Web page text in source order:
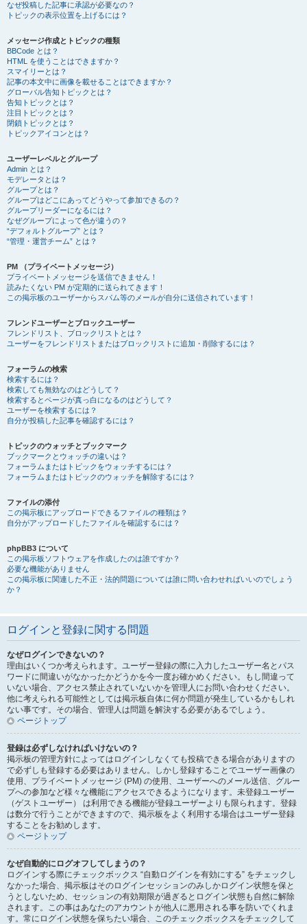
なぜ投稿した記事に承認が必要なの？
トピックの表示位置を上げるには？
メッセージ作成とトピックの種類
BBCode とは？
HTML を使うことはできますか？
スマイリーとは？
記事の本文中に画像を載せることはできますか？
グローバル告知トピックとは？
告知トピックとは？
注目トピックとは？
閉鎖トピックとは？
トピックアイコンとは？
ユーザーレベルとグループ
Admin とは？
モデレータとは？
グループとは？
グループはどこにあってどうやって参加できるの？
グループリーダーになるには？
なぜグループによって色が違うの？
“デフォルトグループ” とは？
“管理・運営チーム” とは？
PM （プライベートメッセージ）
プライベートメッセージを送信できません！
読みたくない PM が定期的に送られてきます！
この掲示板のユーザーからスパム等のメールが自分に送信されています！
フレンドユーザーとブロックユーザー
フレンドリスト、ブロックリストとは？
ユーザーをフレンドリストまたはブロックリストに追加・削除するには？
フォーラムの検索
検索するには？
検索しても無効なのはどうして？
検索するとページが真っ白になるのはどうして？
ユーザーを検索するには？
自分が投稿した記事を確認するには？
トピックのウォッチとブックマーク
ブックマークとウォッチの違いは？
フォーラムまたはトピックをウォッチするには？
フォーラムまたはトピックのウォッチを解除するには？
ファイルの添付
この掲示板にアップロードできるファイルの種類は？
自分がアップロードしたファイルを確認するには？
phpBB3 について
この掲示板ソフトウェアを作成したのは誰ですか？
必要な機能がありません
この掲示板に関連した不正・法的問題については誰に問い合わせればいいのでしょう
か？
ログインと登録に関する問題
なぜログインできないの？
理由はいくつか考えられます。ユーザー登録の際に入力したユーザー名とパス
ワードに間違いがなかったかどうかを今一度お確かめください。もし間違って
いない場合、アクセス禁止されていないかを管理人にお問い合わせください。
他に考えられる可能性としては掲示板自体に何か問題が発生しているかもしれ
ない事です。その場合、管理人は問題を解決する必要があるでしょう。
ページトップ
登録は必ずしなければいけないの？
掲示板の管理方針によってはログインしなくても投稿できる場合がありますの
で必ずしも登録する必要はありません。しかし登録することでユーザー画像の
使用、プライベートメッセージ (PM) の使用、ユーザーへのメール送信、グルー
プへの参加など様々な機能にアクセスできるようになります。未登録ユーザー
（ゲストユーザー） は利用できる機能が登録ユーザーよりも限られます。登録
は数分で行うことができますので、掲示板をよく利用する場合はユーザー登録
することをお勧めします。
ページトップ
なぜ自動的にログオフしてしまうの？
ログインする際にチェックボックス “自動ログインを有効にする” をチェックし
なかった場合、掲示板はそのログインセッションのみしかログイン状態を保と
うとしないため、セッションの有効期限が過ぎるとログイン状態も自然に解除
されます。この事はあなたのアカウントが他人に悪用される事を防いでくれま
す。常にログイン状態を保ちたい場合、このチェックボックスをチェックして